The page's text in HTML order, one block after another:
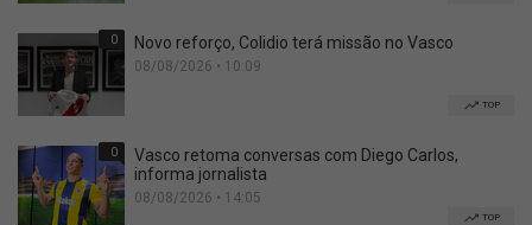
0 Novo reforço, Colidio terá missão no Vasco
08/08/2026 • 10:09
TOP
0
Vasco retoma conversas com Diego Carlos,
informa jornalista
08/08/2026 • 14:05
TOP